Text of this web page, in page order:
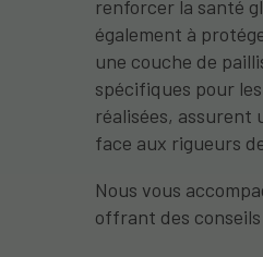
renforcer la santé
également à
une couche de
spécifiques pour
réalisées, assurent
face aux rigueurs
Nous vous
offrant des